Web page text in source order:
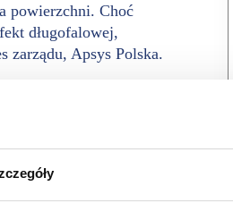
powierzchni. Choć
długofalowej,
zarządu, Apsys Polska.
w Polsce. Ikony rynku,
bardziej wymagająca.
z Apsys.
całego tenant-mixu.